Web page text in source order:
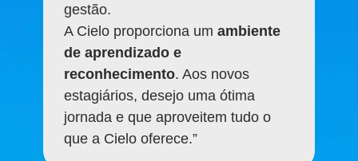
gestão.
A Cielo proporciona um ambiente
de aprendizado e
reconhecimento. Aos novos
estagiários, desejo uma ótima
jornada e que aproveitem tudo o
que a Cielo oferece.”